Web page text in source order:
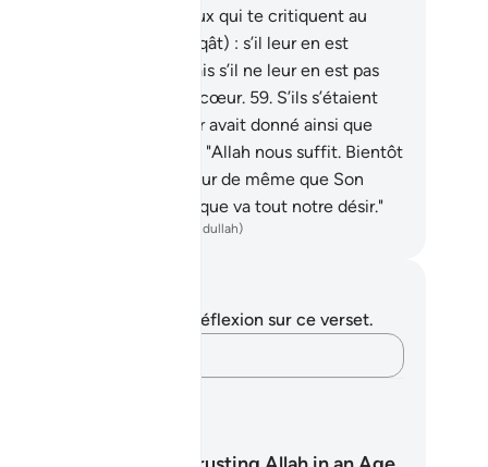
Il en est parmi eux qui te critiquent au
des aumônes (As-Sadaqât) : s’il leur en est
les voilà satisfaits; mais s’il ne leur en est pas
les voilà pleins de rancœur. 59. S’ils s’étaient
de ce qu’Allah leur avait donné ainsi que
Messager et avaient dit : "Allah nous suffit. Bientôt
nous accordera Sa faveur de même que Son
!... C’est vers Allah que va tout notre désir."
Translation(Muhammad Hamidullah)
n'avez aucune note ni réflexion sur ce verset.